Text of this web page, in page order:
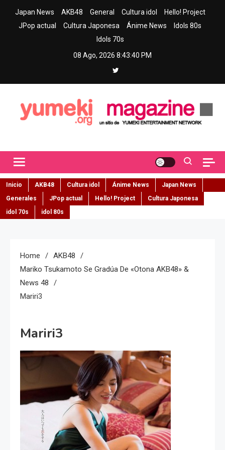
Japan News AKB48 General Cultura idol
Hello! Project
JPop actual
Cultura Japonesa Ánime News
Idols 80s
Idols 70s
08 Ago, 2026 8:43:41 PM
Inicio AKB48 Cultura idol Ánime News
Japan News
Generales
JPop actual Hello! Project
Cultura Japonesa
idol 70s
idol 80s
Home
AKB48
Mariko Tsukamoto Se Gradúa De «Otona AKB48» &
News 48
Mariri3
Mariri3